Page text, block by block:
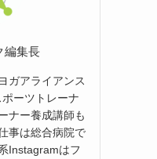
編集長
ガアライアンス
ーツトレーナ
ナー養成講師も
事は総合病院で
Instagramはフ